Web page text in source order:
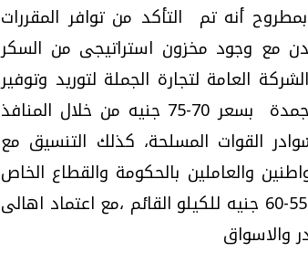
أنه تم التأكد من توافر المقررات
مع وجود مخزون استراتيجى من السكر
العامة لتجارة الجملة لتوريد وتوفير
اللحوم الكافية الطازجة بسعر 85-100 جنيه والمجمدة بسعر 70-75 جنيه من خلال المنافذ
القوات المسلحة، كذلك التنسيق مع
والعاملين بالحكومة والقطاع الخاص
بأقساط شهرية على 10 شهور بسعر يتراوح ما بين 55-60 جنيه للكيلو القائم ،مع اعتماد اهالى
والاسواق